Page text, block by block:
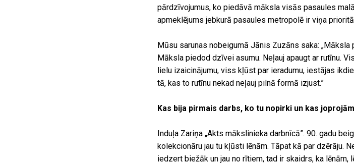
pārdzīvojumus, ko piedāvā māksla visās pasaules
apmeklējums jebkurā pasaules metropolē ir viņa
Mūsu sarunas nobeigumā Jānis Zuzāns saka:
Māksla piedod dzīvei asumu. Neļauj apaugt ar rutīnu.
lielu izaicinājumu, viss kļūst par ieradumu, iestājas
tā, kas to rutīnu nekad neļauj pilnā formā izjust.”
Kas bija pirmais darbs, ko tu nopirki un kas
Induļa Zariņa „Akts mākslinieka darbnīcā”. 90. gadu
kolekcionāru jau tu kļūsti lēnām. Tāpat kā par dzērāju.
iedzert biežāk un jau no rītiem, tad ir skaidrs, ka